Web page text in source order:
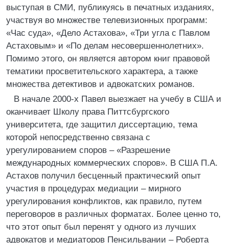
выступая в СМИ, публикуясь в печатных изданиях,
участвуя во множестве телевизионных программ:
«Час суда», «Дело Астахова», «Три угла с Павлом
Астаховым» и «По делам несовершеннолетних».
Помимо этого, он является автором книг правовой
тематики просветительского характера, а также
множества детективов и адвокатских романов.
В начале 2000-х Павел выезжает на учебу в США и
оканчивает Школу права Питтсбургского
университета, где защитил диссертацию, тема
которой непосредственно связана с
урегулированием споров – «Разрешение
международных коммерческих споров». В США П.А.
Астахов получил бесценный практический опыт
участия в процедурах медиации – мирного
урегулирования конфликтов, как правило, путем
переговоров в различных форматах. Более ценно то,
что этот опыт был перенят у одного из лучших
адвокатов и медиаторов Пенсильвании – Роберта